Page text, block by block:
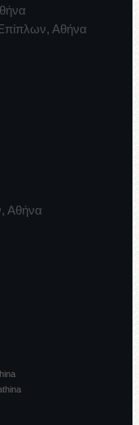
Αθήνα
Αθήνα